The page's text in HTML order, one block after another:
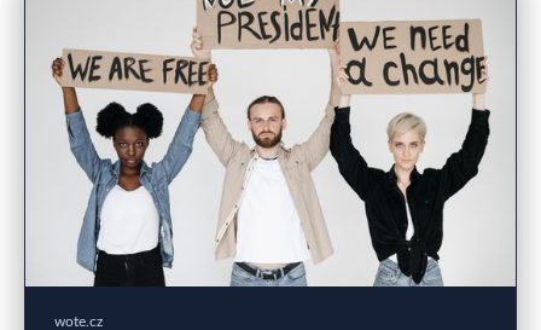
wote.cz